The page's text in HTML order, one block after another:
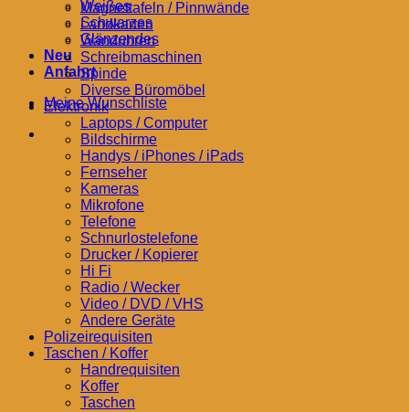
Weißes
Schwarzes
Glänzendes
Neu
Anfahrt
Meine Wunschliste
Magnettafeln / Pinnwände
Landkarten
Wanduhren
Schreibmaschinen
Spinde
Diverse Büromöbel
Elektronik
Laptops / Computer
Bildschirme
Handys / iPhones / iPads
Fernseher
Kameras
Mikrofone
Telefone
Schnurlostelefone
Drucker / Kopierer
Hi Fi
Radio / Wecker
Video / DVD / VHS
Andere Geräte
Polizeirequisiten
Taschen / Koffer
Handrequisiten
Koffer
Taschen